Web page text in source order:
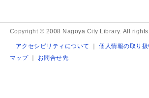
Copyright © 2008 Nagoya City Library. All rights
アクセシビリティについて ｜個人情報の取り
マップ｜ お問合せ先